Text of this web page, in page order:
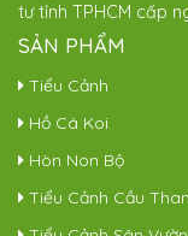
tư tỉnh TPHCM cấp
SẢN PHẨM
Tiểu Cảnh
Hồ Cá Koi
Hòn Non Bộ
Tiểu Cảnh Cầu